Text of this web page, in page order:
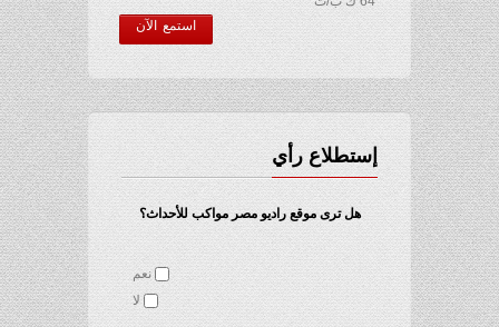
استمع الآن
إستطلاع رأي
هل ترى موقع راديو مصر مواكب للأحداث؟
نعم